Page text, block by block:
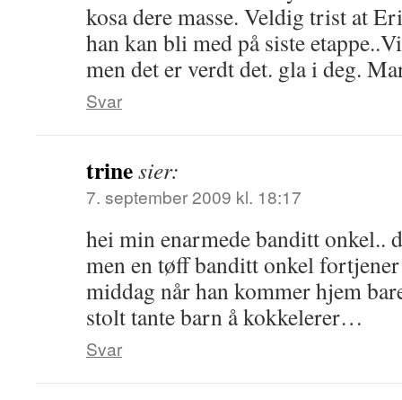
kosa dere masse. Veldig trist at
han kan bli med på siste
men det er verdt det. gla i deg.
Svar
trinesier:
7. september 2009 kl. 18:17
hei min enarmede banditt onkel..
men en tøff banditt onkel
middag når han kommer hjem
stolt tante barn å kokkelerer…
Svar